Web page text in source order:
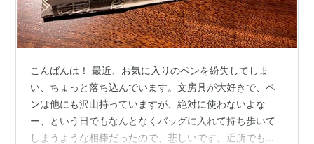
こんばんは！ 最近、お気に入りのペンを紛失してしま
い、ちょっと落ち込んでいます。文房具が大好きで、ペ
ンは他にも沢山持っていますが、絶対に使わないよな
ー、という日でもなんとなくバッグに入れて持ち歩いて
しまうような相棒だったので、悲しいです。近所でも買